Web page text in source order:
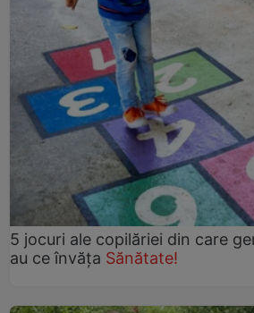
5 jocuri ale copilăriei din care
au ce învăța Sănătate!